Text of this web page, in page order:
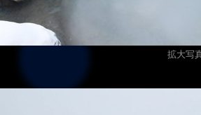
拡大写